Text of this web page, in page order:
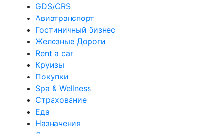
GDS/CRS
Авиатранспорт
Гостиничный бизнес
Железные Дороги
Rent a car
Круизы
Покупки
Spa & Wellness
Страхование
Еда
Назначения